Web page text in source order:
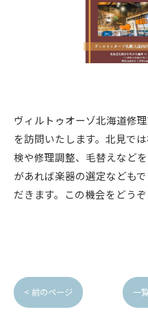
ヴィルトゥオーゾ北海道修
を訪問いたします。北見で
検や修理調整、毛替えなど
があれば楽器の選定なども
だきます。この機会をどう
< 前のページ 一